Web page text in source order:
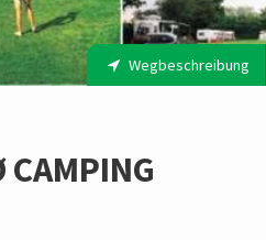
Wegbeschreibung
CAMPING